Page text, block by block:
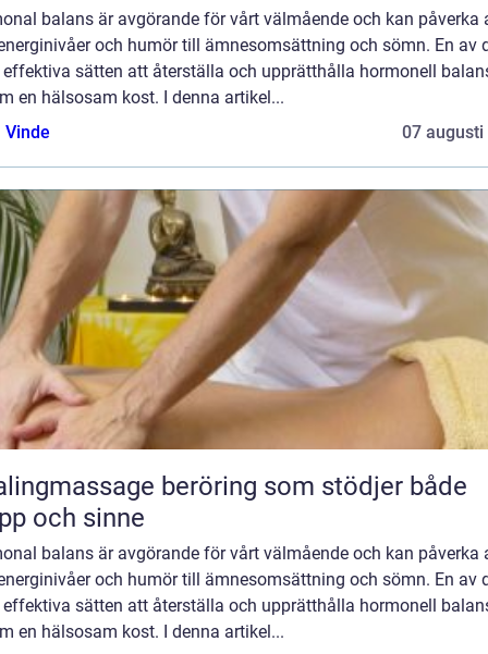
balans är avgörande för vårt välmående och kan påverka
och humör till ämnesomsättning och sömn. En av
sätten att återställa och upprätthålla hormonell
en hälsosam kost. I denna artikel...
Vinde
07 augusti
beröring som stödjer både
och sinne
balans är avgörande för vårt välmående och kan påverka
och humör till ämnesomsättning och sömn. En av
sätten att återställa och upprätthålla hormonell
en hälsosam kost. I denna artikel...